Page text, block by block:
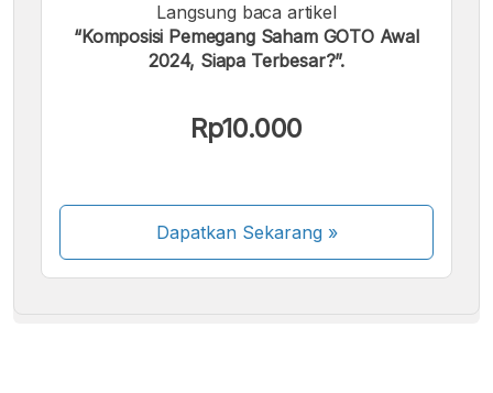
Langsung baca artikel
“Komposisi Pemegang Saham GOTO Awal
2024, Siapa Terbesar?”.
Rp10.000
Dapatkan Sekarang»
Beberapa metode pembayaran masih dalam